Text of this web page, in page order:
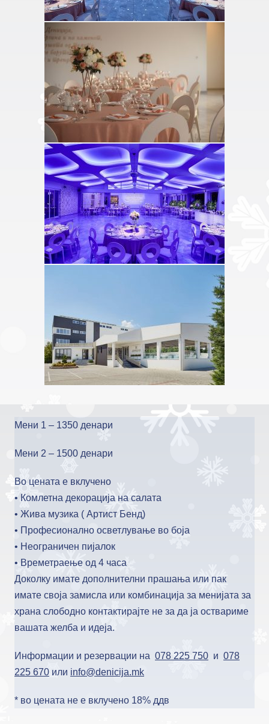
Мени 1 – 1350 денари
Мени 2 – 1500 денари
Во цената е вклучено
• Комлетна декорација на салата
• Жива музика ( Артист Бенд)
• Професионално осветлување во боја
• Неограничен пијалок
• Времетраење од 4 часа
Доколку имате дополнителни прашања или пак
имате своја замисла или комбинација за менијата за
храна слободно контактирајте не за да ја оствариме
вашата желба и идеја.
Информации и резервации на 078 225 750 и 078
225 670 или info@denicija.mk
* во цената не е вклучено 18% ддв